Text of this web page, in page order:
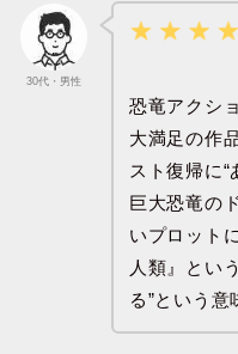
30代・男性
恐竜アクシ
大満足の作
スト復帰に“
巨大恐竜の
いプロット
人類』とい
る”という意